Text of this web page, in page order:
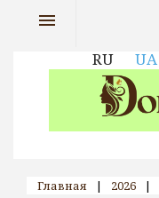
RU UA
menu
Главная | 2026 |